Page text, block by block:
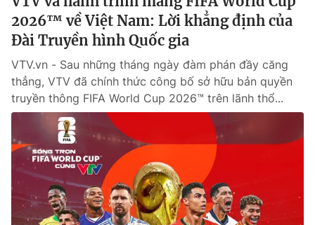
2026™ về Việt Nam: Lời khẳng định của
Đài Truyền hình Quốc gia
VTV.vn - Sau những tháng ngày đàm phán đầy căng
thẳng, VTV đã chính thức công bố sở hữu bản quyền
truyền thông FIFA World Cup 2026™ trên lãnh thổ...